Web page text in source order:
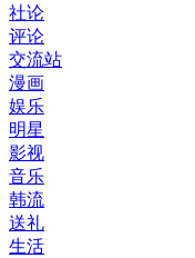
社论
评论
交流站
漫画
娱乐
明星
影视
音乐
韩流
送礼
生活